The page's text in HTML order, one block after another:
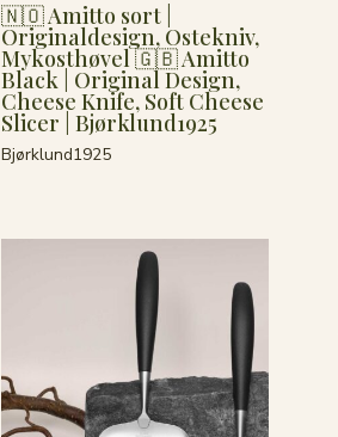
🇳🇴 Amitto sort |
Originaldesign, Ostekniv,
Mykosthøvel 🇬🇧 Amitto
Black | Original Design,
Cheese Knife, Soft Cheese
Slicer | Bjørklund1925
Bjørklund1925